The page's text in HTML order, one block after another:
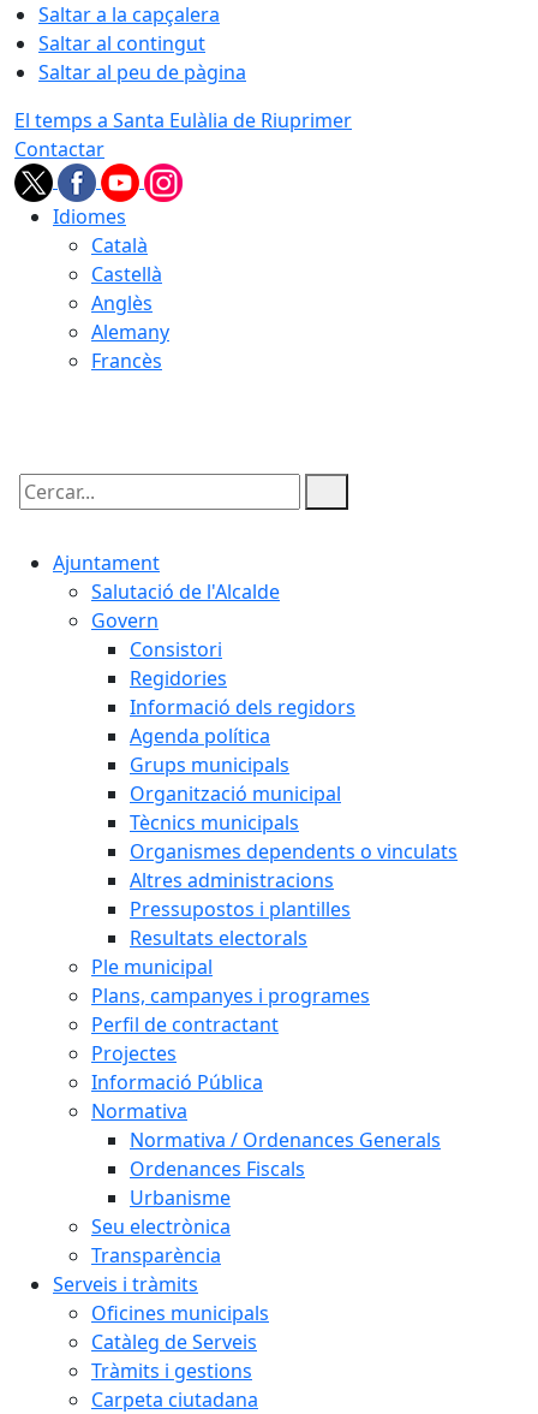
Saltar a la capçalera
Saltar al contingut
Saltar al peu de pàgina
El temps a Santa Eulàlia de Riuprimer
Contactar
Idiomes
Català
Castellà
Anglès
Alemany
Francès
Cercar:
Ajuntament
Salutació de l'Alcalde
Govern
Consistori
Regidories
Informació dels regidors
Agenda política
Grups municipals
Organització municipal
Tècnics municipals
Organismes dependents o vinculats
Altres administracions
Pressupostos i plantilles
Resultats electorals
Ple municipal
Plans, campanyes i programes
Perfil de contractant
Projectes
Informació Pública
Normativa
Normativa / Ordenances Generals
Ordenances Fiscals
Urbanisme
Seu electrònica
Transparència
Serveis i tràmits
Oficines municipals
Catàleg de Serveis
Tràmits i gestions
Carpeta ciutadana